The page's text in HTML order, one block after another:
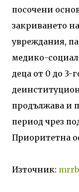
посочени
закриването
увреждания,
медико-
деца от 0 до 3-
продължава и
период чрез
Приоритетна
Източник: